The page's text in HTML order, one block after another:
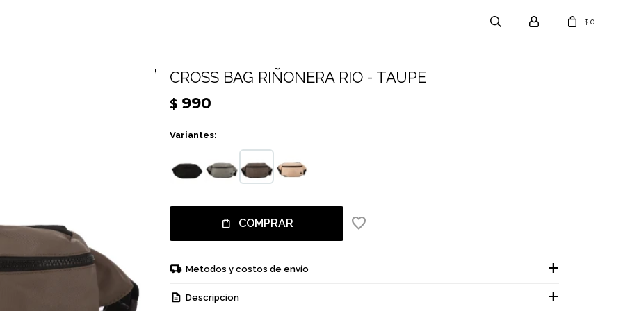
$ 0
CROSS BAG RIÑONERA RIO - TAUPE
$ 990
Variantes:
COMPRAR
Metodos y costos de envío
Descripcion